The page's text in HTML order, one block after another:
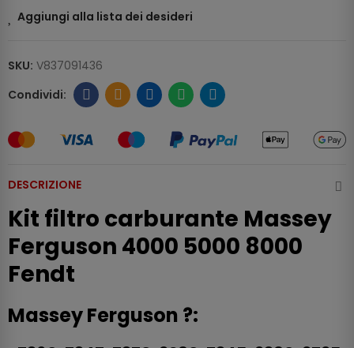
Aggiungi alla lista dei desideri
SKU: V837091436
DESCRIZIONE
Kit filtro carburante Massey
Ferguson 4000 5000 8000
Fendt
Massey Ferguson ?: